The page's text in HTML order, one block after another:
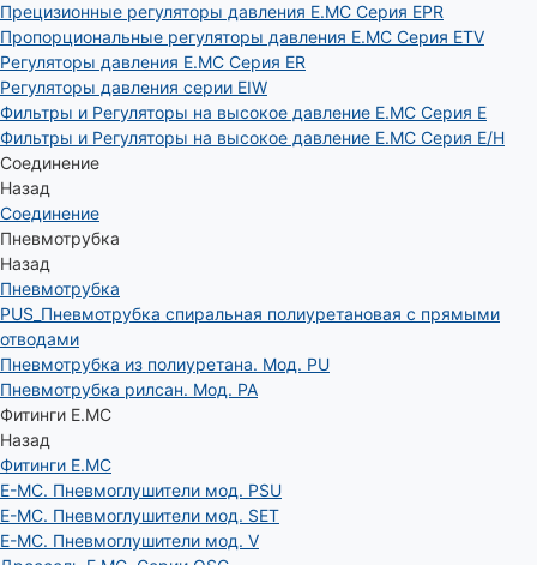
Прецизионные регуляторы давления E.MC Серия EPR
Пропорциональные регуляторы давления E.MC Серия ETV
Регуляторы давления E.MC Серия ER
Регуляторы давления серии EIW
Фильтры и Регуляторы на высокое давление E.MC Серия E
Фильтры и Регуляторы на высокое давление E.MC Серия E/H
Соединение
Назад
Соединение
Пневмотрубка
Назад
Пневмотрубка
PUS_Пневмотрубка спиральная полиуретановая с прямыми
отводами
Пневмотрубка из полиуретана. Мод. РU
Пневмотрубка рилсан. Мод. PA
Фитинги E.MC
Назад
Фитинги E.MC
E-MC. Пневмоглушители мод. PSU
E-MC. Пневмоглушители мод. SET
E-MC. Пневмоглушители мод. V